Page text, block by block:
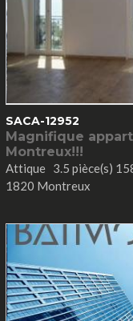
SACA-12952
Magnifique
Montreux!!!
Attique 3.5 pièce(s)
1820 Montreux